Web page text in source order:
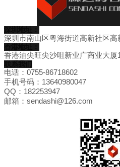
深圳市南山区粤海街道高新社区
香港油尖旺尖沙咀新业广商业大厦
电话：0755-86718602
手机号码：13640980047
QQ：182253947
邮箱：sendashi@126.com